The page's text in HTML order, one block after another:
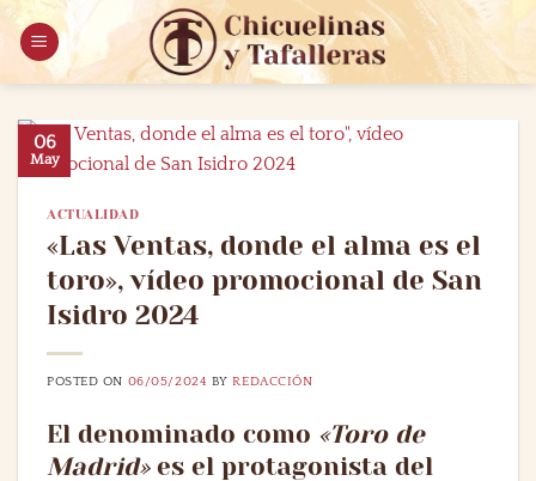
Saltar
contenido
06
May
ACTUALIDAD
«Las Ventas, donde el alma es el
toro», vídeo promocional de San
Isidro 2024
POSTED ON 06/05/2024 BYREDACCIÓN
El denominado como «Toro de
Madrid»es el protagonista del